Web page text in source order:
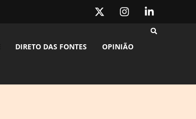
DIRETO DAS FONTES OPINIÃO